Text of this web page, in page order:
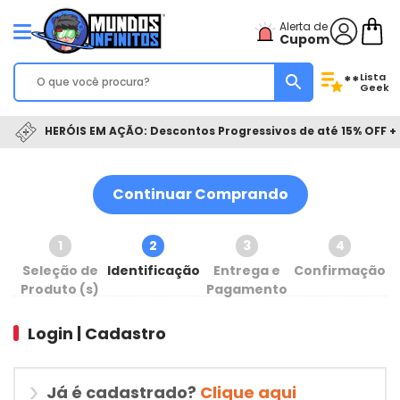
Alerta de
Cupom
**Lista
Geek
HERÓIS EM AÇÃO: Descontos Progressivos de até 15% OFF
Continuar Comprando
1
Seleção de
Produto (s)
2
Identificação
3
Entrega e
Pagamento
4
Confirmação
Login | Cadastro
Já é cadastrado? Clique aqui